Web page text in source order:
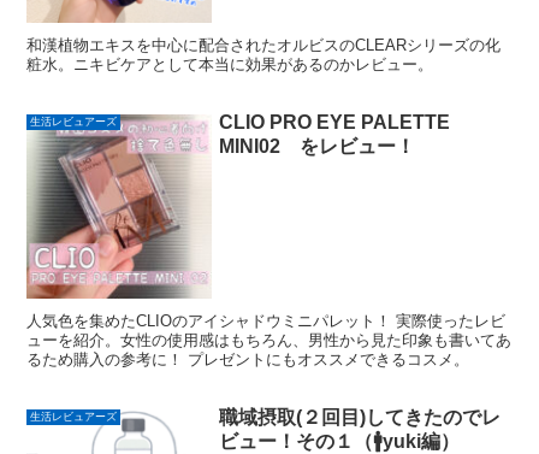
和漢植物エキスを中心に配合されたオルビスのCLEARシリーズの化
粧水。ニキビケアとして本当に効果があるのかレビュー。
生活レビュアーズ
CLIO PRO EYE PALETTE
MINI02 をレビュー！
人気色を集めたCLIOのアイシャドウミニパレット！ 実際使ったレビ
ューを紹介。女性の使用感はもちろん、男性から見た印象も書いてあ
るため購入の参考に！ プレゼントにもオススメできるコスメ。
生活レビュアーズ
職域摂取(２回目)してきたのでレ
ビュー！その１（🚹yuki編）